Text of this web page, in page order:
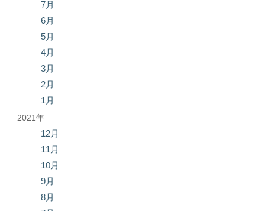
7月
6月
5月
4月
3月
2月
1月
2021年
12月
11月
10月
9月
8月